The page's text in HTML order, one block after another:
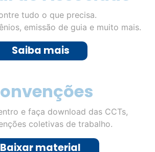
como Dia dos Pais,
no horizonte, planejamento
de Fora para aumentar as
os resultados. O segundo
o varejo e representa uma
para empresários